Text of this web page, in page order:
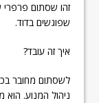
זהו שסתום
שפוגשים בדוד.
איך זה עובד?
לשסתום מחובר
ניהול המנוע.